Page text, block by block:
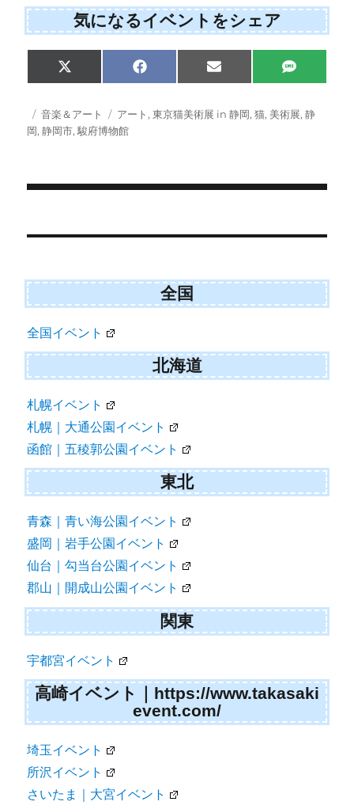
気になるイベントをシェア
Share
on
X
(
w
i
t
)
Share
on
F
a
e
b
Share
on
E
m
i
l
Share
on
S
M
投
稿
カ
テ
音楽＆アート
タ
グ
アート ,東京猫美術展 in 静岡,猫, 美術展,静
岡,静岡市,駿府博物館
稿
ビ
ゲ
ー
シ
ョ
ン
全国
全国イベント
北海道
札幌イベント
札幌｜大通公園イベント
函館｜五稜郭公園イベント
東北
青森｜青い海公園イベント
盛岡｜岩手公園イベント
仙台｜勾当台公園イベント
郡山｜開成山公園イベント
関東
宇都宮イベント
高崎イベント｜https://www.takasaki
event.com/
埼玉イベント
所沢イベント
さいたま｜大宮イベント